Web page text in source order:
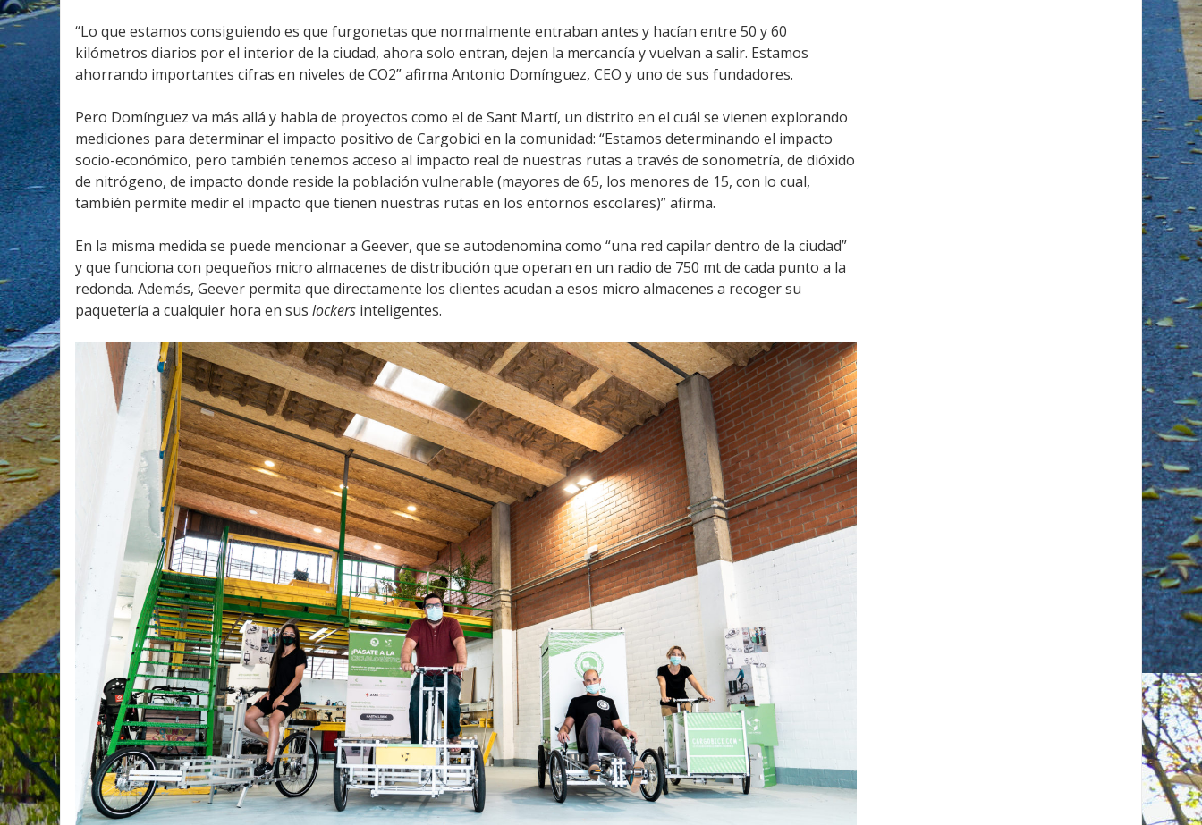
“Lo que estamos consiguiendo es que furgonetas que normalmente entraban antes y hacían entre 50 y 60
kilómetros diarios por el interior de la ciudad, ahora solo entran, dejen la mercancía y vuelvan a salir. Estamos
ahorrando importantes cifras en niveles de CO2” afirma Antonio Domínguez, CEO y uno de sus fundadores.
Pero Domínguez va más allá y habla de proyectos como el de Sant Martí, un distrito en el cuál se vienen explorando
mediciones para determinar el impacto positivo de Cargobici en la comunidad: “Estamos determinando el impacto
socio-económico, pero también tenemos acceso al impacto real de nuestras rutas a través de sonometría, de dióxido
de nitrógeno, de impacto donde reside la población vulnerable (mayores de 65, los menores de 15, con lo cual,
también permite medir el impacto que tienen nuestras rutas en los entornos escolares)” afirma.
En la misma medida se puede mencionar a Geever, que se autodenomina como “una red capilar dentro de la ciudad”
y que funciona con pequeños micro almacenes de distribución que operan en un radio de 750 mt de cada punto a la
redonda. Además, Geever permita que directamente los clientes acudan a esos micro almacenes a recoger su
paquetería a cualquier hora en suslockers inteligentes.